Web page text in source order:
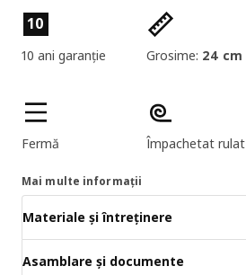
Caracteristicile produselor
10
10 ani garanție Grosime: 24 cm
Fermă Împachetat rulat
Mai multe informații
Materiale și întreținere
Asamblare și documente